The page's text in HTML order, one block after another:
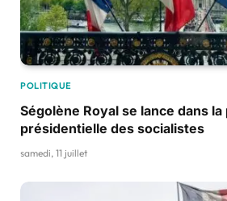
POLITIQUE
Ségolène Royal se lance dans
présidentielle des socialistes
samedi, 11 juillet